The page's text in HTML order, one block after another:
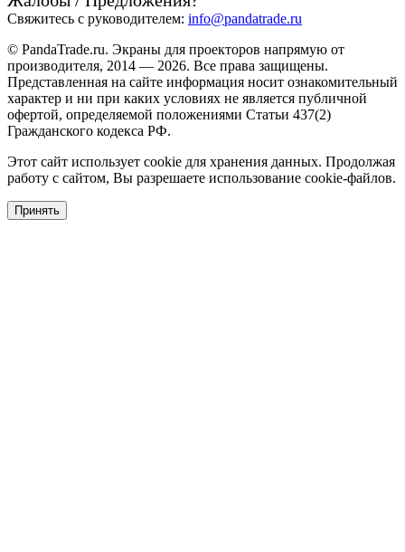
Свяжитесь с руководителем: info@pandatrade.ru
© PandaTrade.ru. Экраны для проекторов напрямую от
производителя, 2014 — 2026. Все права защищены.
Представленная на сайте информация носит ознакомительный
характер и ни при каких условиях не является публичной
офертой, определяемой положениями Статьи 437(2)
Гражданского кодекса РФ.
Этот сайт использует cookie для хранения данных. Продолжая
работу с сайтом, Вы разрешаете использование cookie-файлов.
Принять